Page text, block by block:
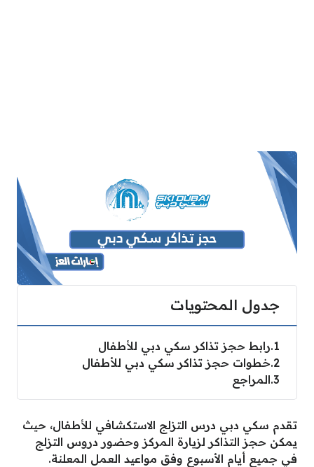
جدول المحتويات
1 رابط حجز تذاكر سكي دبي للأطفال
2 خطوات حجز تذاكر سكي دبي للأطفال
3 المراجع
تقدم سكي دبي درس التزلج الاستكشافي للأطفال، حيث
يمكن حجز التذاكر لزيارة المركز وحضور دروس التزلج
في جميع أيام الأسبوع وفق مواعيد العمل المعلنة.